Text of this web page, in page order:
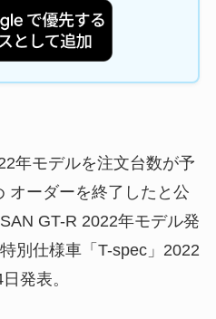
年モデルを注文台数が予
オーダーを終了したと公
GT-R 2022年モデル発
別仕様車「T-spec」2022
発表。